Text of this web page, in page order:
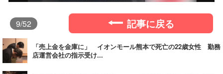
9/52 記事に戻る
「売上金を金庫に」 イオンモール熊本で死亡の22歳女性 勤務
店運営会社の指示受け...